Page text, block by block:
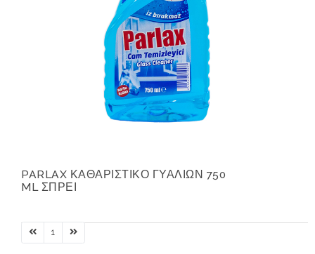
PARLAX ΚΑΘΑΡΙΣΤΙΚΟ ΓΥΑΛΙΩΝ 750
ML ΣΠΡΕΙ
1